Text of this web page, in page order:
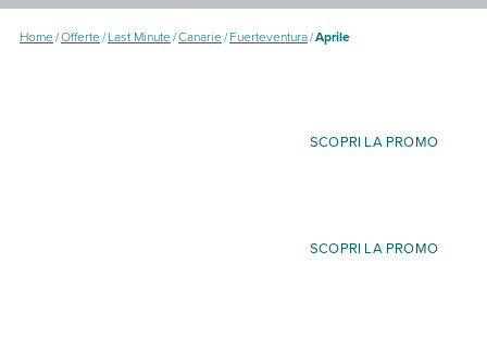
Home/Offerte/Last Minute/Canarie/Fuerteventura/Aprile
SCOPRI LA PROMO
SCOPRI LA PROMO